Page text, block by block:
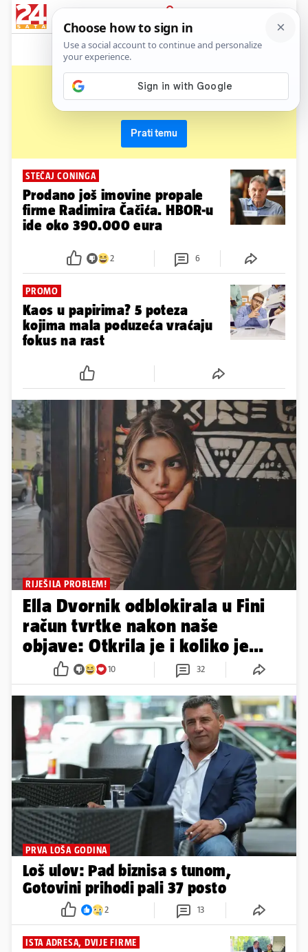
PRIJAVA
News
firma
Prati temu
STEČAJ CONINGA
Prodano još imovine propale
firme Radimira Čačića. HBOR-u
ide oko 390.000 eura
2 6
PROMO
Kaos u papirima? 5 poteza
kojima mala poduzeća vraćaju
fokus na rast
RIJEŠILA PROBLEM!
Ella Dvornik odblokirala u Fini
račun tvrtke nakon naše
objave: Otkrila je i koliko je
dugovala...
10 32
PRVA LOŠA GODINA
Loš ulov: Pad biznisa s tunom,
Gotovini prihodi pali 37 posto
2 13
ISTA ADRESA, DVIJE FIRME